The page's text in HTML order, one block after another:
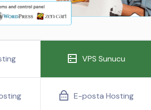
VPS Sunucu
E-posta Hosting